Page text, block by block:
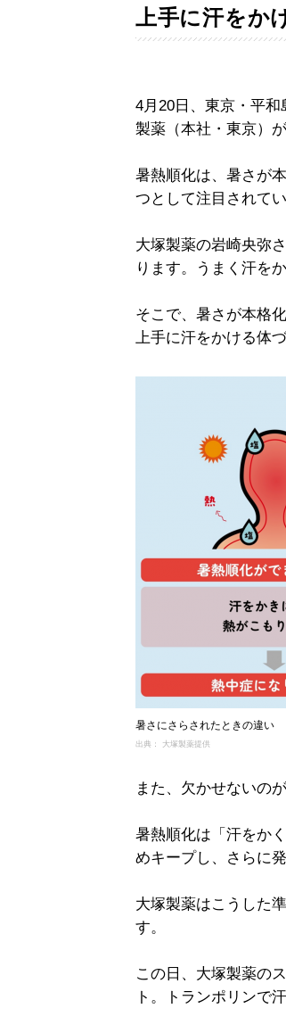
上手に汗をか
4月20日、東京・平
製薬（本社・東京）
暑熱順化は、暑さが
つとして注目されてい
大塚製薬の岩崎央弥
ります。うまく汗を
そこで、暑さが本格
上手に汗をかける体
暑さにさらされたときの違い
出典： 大塚製薬提供
また、欠かせないの
暑熱順化は「汗をか
めキープし、さらに
大塚製薬はこうした
す。
この日、大塚製薬の
ト。トランポリンで